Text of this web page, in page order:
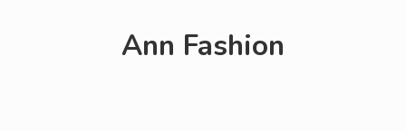
Ann Fashion